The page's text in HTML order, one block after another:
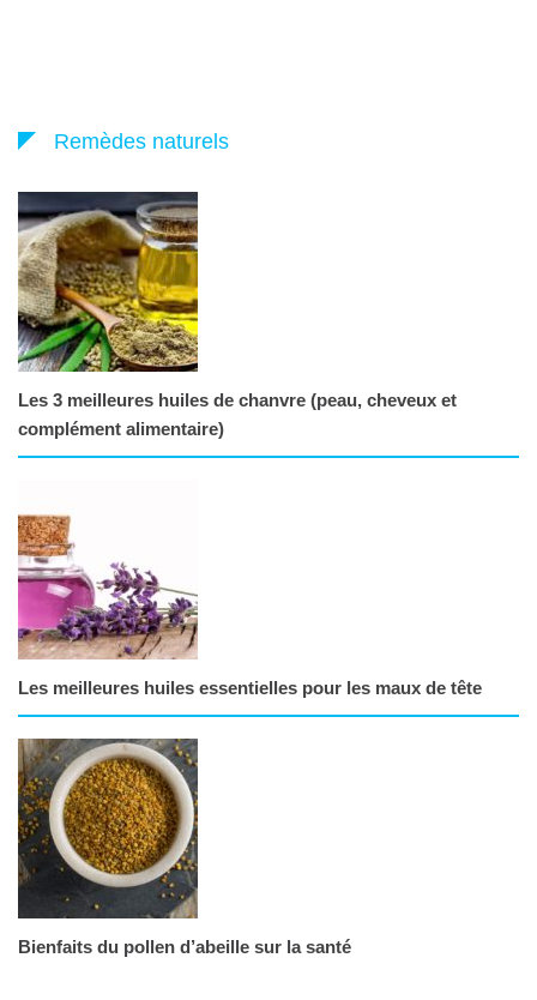
Remèdes naturels
Les 3 meilleures huiles de chanvre (peau, cheveux et
complément alimentaire)
Les meilleures huiles essentielles pour les maux de tête
Bienfaits du pollen d’abeille sur la santé